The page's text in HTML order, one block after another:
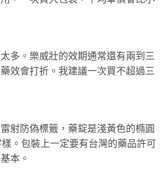
多。樂威壯的效期通常還有兩到三
效會打折。我建議一次買不超過三
射防偽標籤，藥錠是淺黃色的橢圓
。包裝上一定要有台灣的藥品許可
本。